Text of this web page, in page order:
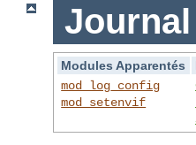
Modules Apparentés
mod_log_config
mod_setenvif